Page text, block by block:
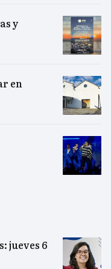
y
en
jueves 6